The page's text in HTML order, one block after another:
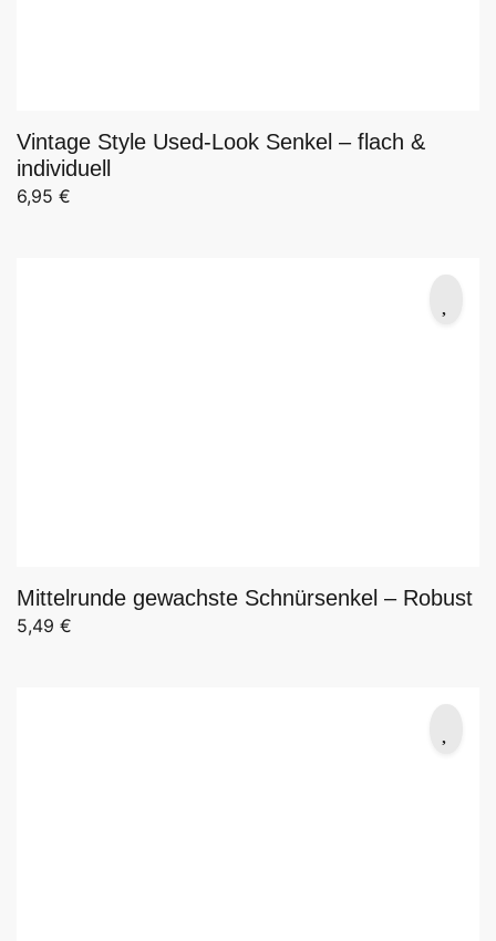
Vintage Style Used-Look Senkel – flach &
individuell
6,95 €
Mittelrunde gewachste Schnürsenkel – Robust
5,49 €